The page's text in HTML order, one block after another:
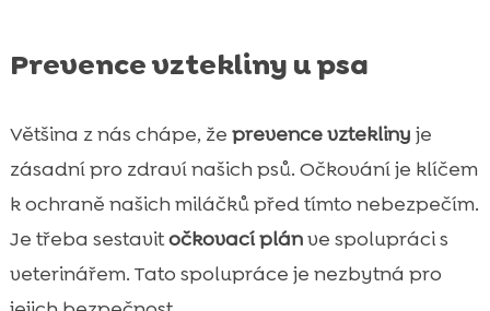
Prevence vztekliny u psa
Většina z nás chápe, že prevence vztekliny je
zásadní pro zdraví našich psů. Očkování je klíčem
k ochraně našich miláčků před tímto nebezpečím.
Je třeba sestavitočkovací plánve spolupráci s
veterinářem. Tato spolupráce je nezbytná pro